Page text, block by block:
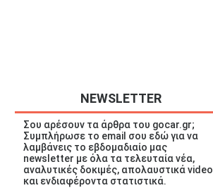
NEWSLETTER
Σου αρέσουν τα άρθρα του gocar.gr;
Συμπλήρωσε το email σου εδώ για να
λαμβάνεις το εβδομαδιαίο μας
newsletter με όλα τα τελευταία νέα,
αναλυτικές δοκιμές, απολαυστικά video
και ενδιαφέροντα στατιστικά.